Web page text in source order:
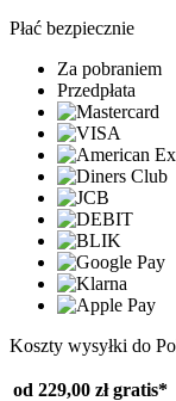
Płać bezpiecznie
Za pobraniem
Przedpłata
Koszty wysyłki do
od 229,00 zł gratis*